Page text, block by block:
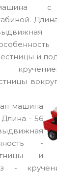
с
и
машина
Длина - 56
-
и
-